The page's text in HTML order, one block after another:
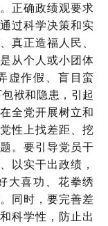
正确政绩观要求
过科学决策和实
真正造福人民、
从个人或小团体
虚作假、盲目蛮
袱和隐患，引起
全党开展树立和
性上找差距、挖
。要引导党员干
以实干出政绩，
大喜功、花拳绣
同时，要完善差
科学性，防止出